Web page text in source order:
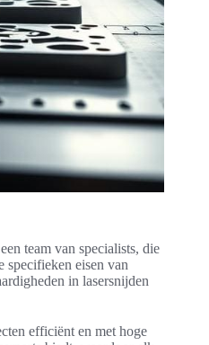
team van specialists, die
specifieken eisen van
in lasersnijden
efficiënt en met hoge